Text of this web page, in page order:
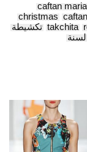
caftan
christmas
takchita تكشيطة